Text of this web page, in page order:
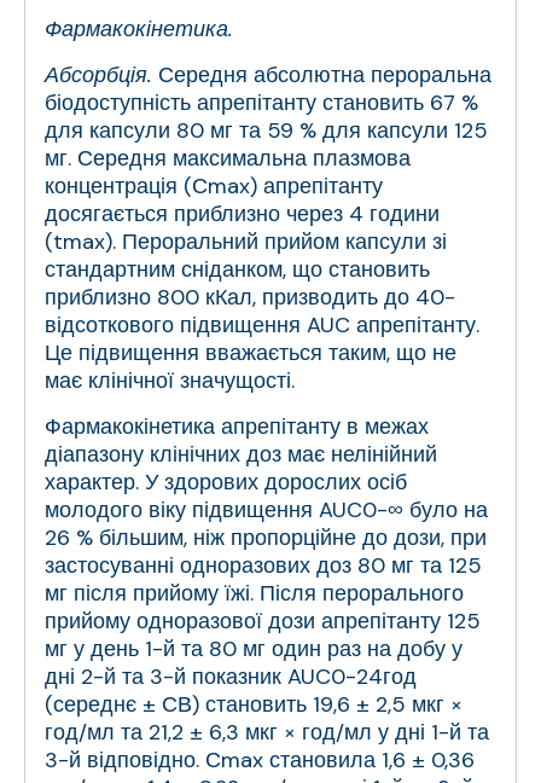
Фармакокінетика.
Абсорбція. Середня абсолютна пероральна
біодоступність апрепітанту становить 67 %
для капсули 80 мг та 59 % для капсули 125
мг. Середня максимальна плазмова
концентрація (Сmax) апрепітанту
досягається приблизно через 4 години
(tmax). Пероральний прийом капсули зі
стандартним сніданком, що становить
приблизно 800 кКал, призводить до 40-
відсоткового підвищення AUC апрепітанту.
Це підвищення вважається таким, що не
має клінічної значущості.
Фармакокінетика апрепітанту в межах
діапазону клінічних доз має нелінійний
характер. У здорових дорослих осіб
молодого віку підвищення AUC0-∞ було на
26 % більшим, ніж пропорційне до дози, при
застосуванні одноразових доз 80 мг та 125
мг після прийому їжі. Після перорального
прийому одноразової дози апрепітанту 125
мг у день 1-й та 80 мг один раз на добу у
дні 2-й та 3-й показник AUC0-24год
(середнє ± СВ) становить 19,6 ± 2,5 мкг ×
год/мл та 21,2 ± 6,3 мкг × год/мл у дні 1-й та
3-й відповідно. Сmax становила 1,6 ± 0,36